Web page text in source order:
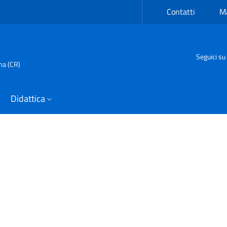
Contatti
(CR)
Seguici su
Didattica